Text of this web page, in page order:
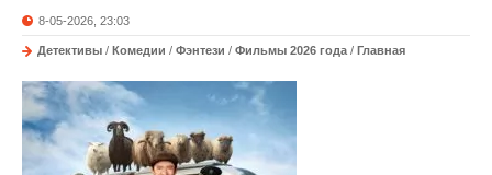
8-05-2026, 23:03
Детективы / Комедии / Фэнтези / Фильмы 2026 года / Главная